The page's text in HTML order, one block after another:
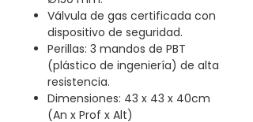
Válvula de gas certificada con
dispositivo de seguridad.
Perillas: 3 mandos de PBT
(plástico de ingeniería) de alta
resistencia.
Dimensiones: 43 x 43 x 40cm
(An x Prof x Alt)